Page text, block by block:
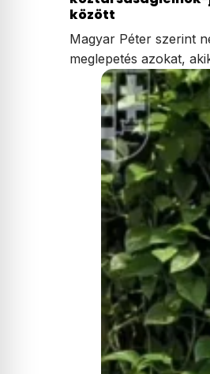
között
Magyar Péter szerint
meglepetés azokat,